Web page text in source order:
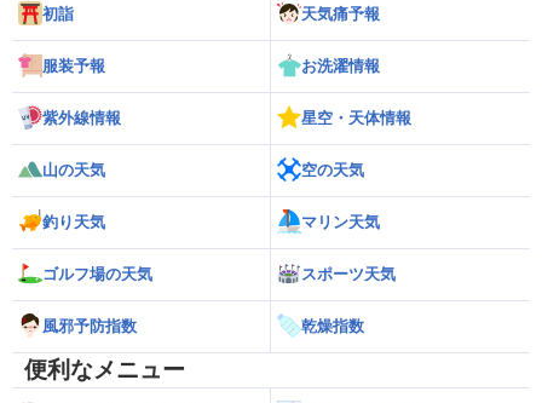
初詣 天気痛予報
服装予報 お洗濯情報
紫外線情報 星空・天体情報
山の天気 空の天気
釣り天気 マリン天気
ゴルフ場の天気 スポーツ天気
風邪予防指数 乾燥指数
便利なメニュー